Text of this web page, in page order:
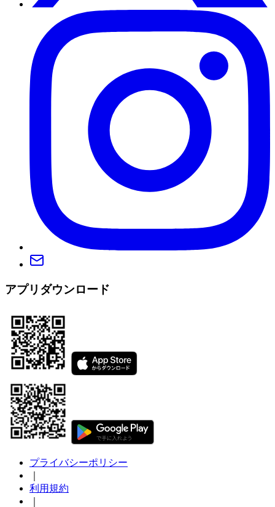
アプリダウンロード
プライバシーポリシー
利用規約